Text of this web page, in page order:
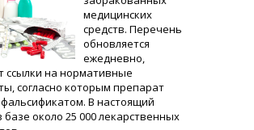
медицинских
средств. Перечень
обновляется
ежедневно,
ссылки на нормативные
согласно которым препарат
В настоящий
около 25 000 лекарственных